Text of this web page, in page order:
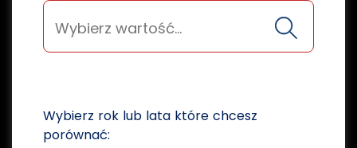
Wybierz rok lub lata które chcesz
porównać: